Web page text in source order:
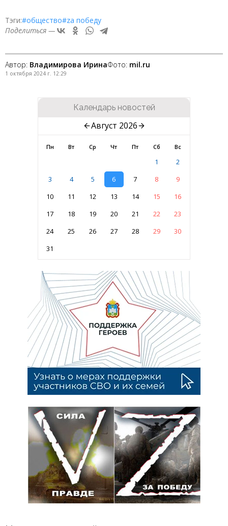
Тэги:#общество#zа победу
Поделиться —
Автор: Владимирова ИринаФото: mil.ru
1 октября 2024 г. 12:29
Календарь новостей
Август 2026
Пн Вт Ср Чт Пт Сб Вс
1
2
3
4 5 6 7 8
9
10
11 12 13 14 15
16
17
18 19 20 21 22
23
24
25 26 27 28 29
30
31